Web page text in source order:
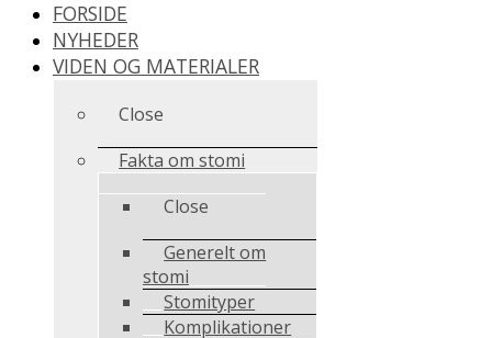
FORSIDE
NYHEDER
VIDEN OG MATERIALER
Close
Fakta om stomi
Close
Generelt om
stomi
Stomityper
Komplikationer